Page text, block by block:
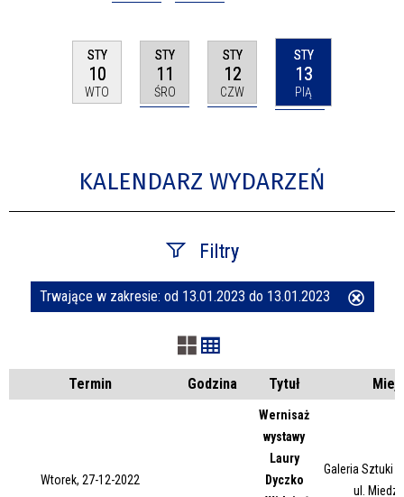
STY
10
WTO
STY
11
ŚRO
STY
12
CZW
STY
13
PIĄ
KALENDARZ WYDARZEŃ
Filtry
Szukana fraza
Kategoria
Trwające w zakresie: od 13.01.2023 do 13.01.2023
Termin Godzina Tytuł
Wtorek, 27-12-2022
Wernisaż
wystawy
Laury
Dyczko
Galeria Sztuki
ul.